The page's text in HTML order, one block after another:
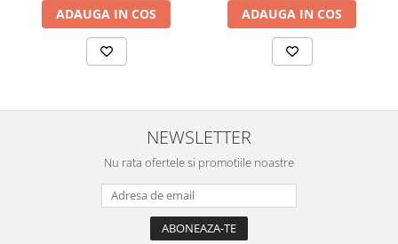
ADAUGA IN COS ADAUGA IN COS
NEWSLETTER
Nu rata ofertele si promotiile noastre